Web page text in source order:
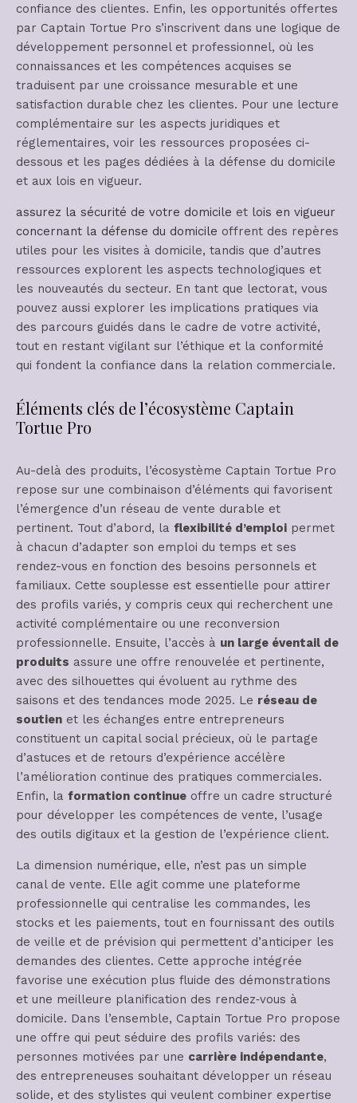
confiance des clientes. Enfin, les opportunités offertes
par Captain Tortue Pro s’inscrivent dans une logique de
développement personnel et professionnel, où les
connaissances et les compétences acquises se
traduisent par une croissance mesurable et une
satisfaction durable chez les clientes. Pour une lecture
complémentaire sur les aspects juridiques et
réglementaires, voir les ressources proposées ci-
dessous et les pages dédiées à la défense du domicile
et aux lois en vigueur.
assurez la sécurité de votre domicile et lois en vigueur
concernant la défense du domicile offrent des repères
utiles pour les visites à domicile, tandis que d’autres
ressources explorent les aspects technologiques et
les nouveautés du secteur. En tant que lectorat, vous
pouvez aussi explorer les implications pratiques via
des parcours guidés dans le cadre de votre activité,
tout en restant vigilant sur l’éthique et la conformité
qui fondent la confiance dans la relation commerciale.
Éléments clés de l’écosystème Captain
Tortue Pro
Au-delà des produits, l’écosystème Captain Tortue Pro
repose sur une combinaison d’éléments qui favorisent
l’émergence d’un réseau de vente durable et
pertinent. Tout d’abord, la flexibilité d’emploi permet
à chacun d’adapter son emploi du temps et ses
rendez-vous en fonction des besoins personnels et
familiaux. Cette souplesse est essentielle pour attirer
des profils variés, y compris ceux qui recherchent une
activité complémentaire ou une reconversion
professionnelle. Ensuite, l’accès à un large éventail de
produits assure une offre renouvelée et pertinente,
avec des silhouettes qui évoluent au rythme des
saisons et des tendances mode 2025. Le réseau de
soutien et les échanges entre entrepreneurs
constituent un capital social précieux, où le partage
d’astuces et de retours d’expérience accélère
l’amélioration continue des pratiques commerciales.
Enfin, la formation continue offre un cadre structuré
pour développer les compétences de vente, l’usage
des outils digitaux et la gestion de l’expérience client.
La dimension numérique, elle, n’est pas un simple
canal de vente. Elle agit comme une plateforme
professionnelle qui centralise les commandes, les
stocks et les paiements, tout en fournissant des outils
de veille et de prévision qui permettent d’anticiper les
demandes des clientes. Cette approche intégrée
favorise une exécution plus fluide des démonstrations
et une meilleure planification des rendez‑vous à
domicile. Dans l’ensemble, Captain Tortue Pro propose
une offre qui peut séduire des profils variés: des
personnes motivées par une carrière indépendante,
des entrepreneuses souhaitant développer un réseau
solide, et des stylistes qui veulent combiner expertise